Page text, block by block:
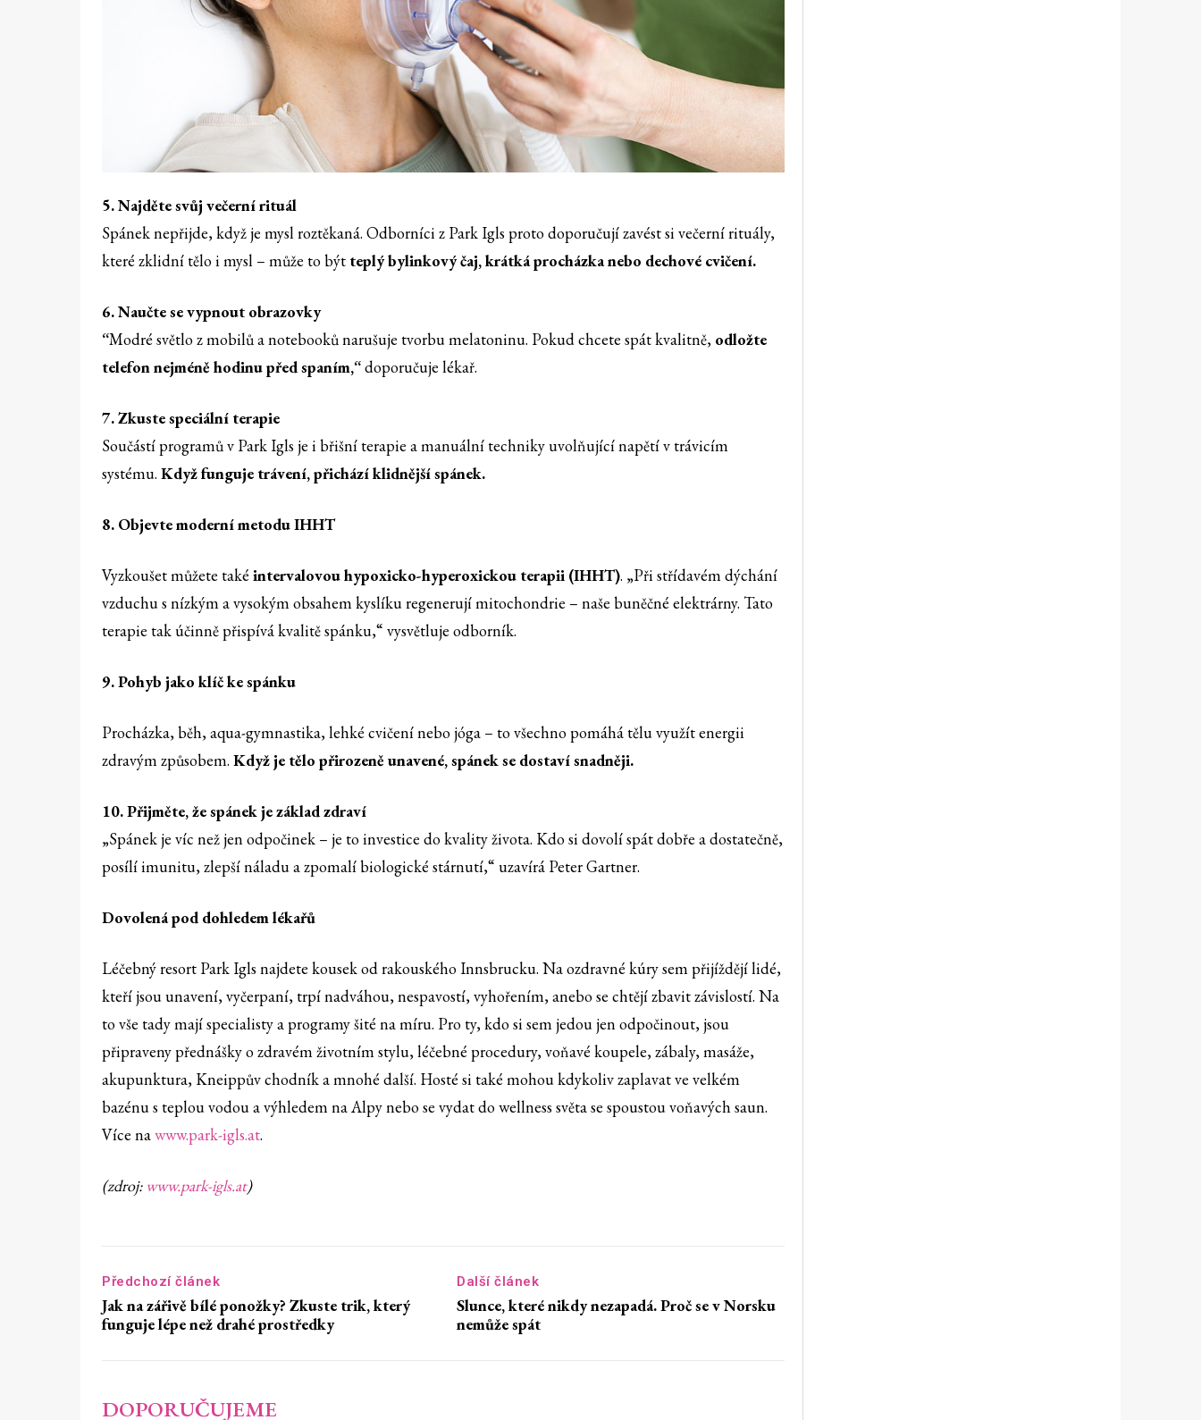
5. Najděte svůj večerní rituál
Spánek nepřijde, když je mysl roztěkaná. Odborníci z Park Igls proto doporučují zavést si večerní rituály,
které zklidní tělo i mysl – může to být teplý bylinkový čaj, krátká procházka nebo dechové cvičení.
6. Naučte se vypnout obrazovky
“Modré světlo z mobilů a notebooků narušuje tvorbu melatoninu. Pokud chcete spát kvalitně, odložte
telefon nejméně hodinu před spaním,“doporučuje lékař.
7. Zkuste speciální terapie
Součástí programů v Park Igls je i břišní terapie a manuální techniky uvolňující napětí v trávicím
systému. Když funguje trávení, přichází klidnější spánek.
8. Objevte moderní metodu IHHT
Vyzkoušet můžete také intervalovou hypoxicko-hyperoxickou terapii (IHHT). „Při střídavém dýchání
vzduchu s nízkým a vysokým obsahem kyslíku regenerují mitochondrie – naše buněčné elektrárny. Tato
terapie tak účinně přispívá kvalitě spánku,“ vysvětluje odborník.
9. Pohyb jako klíč ke spánku
Procházka, běh, aqua-gymnastika, lehké cvičení nebo jóga – to všechno pomáhá tělu využít energii
zdravým způsobem. Když je tělo přirozeně unavené, spánek se dostaví snadněji.
10. Přijměte, že spánek je základ zdraví
„Spánek je víc než jen odpočinek – je to investice do kvality života. Kdo si dovolí spát dobře a dostatečně,
posílí imunitu, zlepší náladu a zpomalí biologické stárnutí,“ uzavírá Peter Gartner.
Dovolená pod dohledem lékařů
Léčebný resort Park Igls najdete kousek od rakouského Innsbrucku. Na ozdravné kúry sem přijíždějí lidé,
kteří jsou unavení, vyčerpaní, trpí nadváhou, nespavostí, vyhořením, anebo se chtějí zbavit závislostí. Na
to vše tady mají specialisty a programy šité na míru. Pro ty, kdo si sem jedou jen odpočinout, jsou
připraveny přednášky o zdravém životním stylu, léčebné procedury, voňavé koupele, zábaly, masáže,
akupunktura, Kneippův chodník a mnohé další. Hosté si také mohou kdykoliv zaplavat ve velkém
bazénu s teplou vodou a výhledem na Alpy nebo se vydat do wellness světa se spoustou voňavých saun.
Více nawww.park-igls.at.
(zdroj: www.park-igls.at)
Předchozí článek
Jak na zářivě bílé ponožky? Zkuste trik, který
funguje lépe než drahé prostředky
Další článek
Slunce, které nikdy nezapadá. Proč se v Norsku
nemůže spát
DOPORUČUJEME